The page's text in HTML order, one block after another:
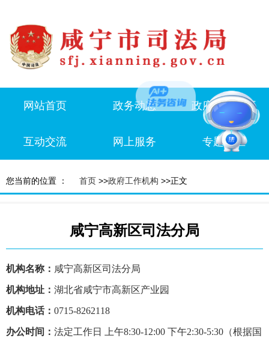
网站首页 政务动态 政府信息公开
互动交流 网上服务 专题专栏
您当前的位置 ： 首页 >>政府工作机构 >>正文
咸宁高新区司法分局
机构名称： 咸宁高新区司法分局
机构地址： 湖北省咸宁市高新区产业园
机构电话： 0715-8262118
办公时间： 法定工作日 上午8:30-12:00 下午2:30-5:30（根据国